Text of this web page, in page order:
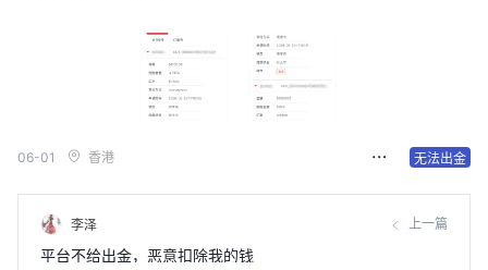
06-01 香港 无法出金
李泽 上一篇
平台不给出金，恶意扣除我的钱